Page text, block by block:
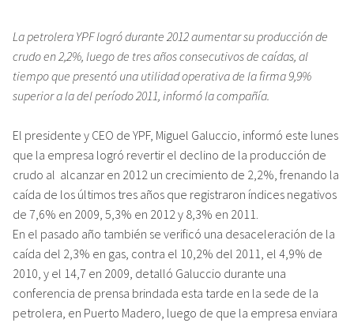
La petrolera YPF logró durante 2012 aumentar su producción de
crudo en 2,2%, luego de tres años consecutivos de caídas, al
tiempo que presentó una utilidad operativa de la firma 9,9%
superior a la del período 2011, informó la compañía.
El presidente y CEO de YPF, Miguel Galuccio, informó este lunes
que la empresa logró revertir el declino de la producción de
crudo al alcanzar en 2012 un crecimiento de 2,2%, frenando la
caída de los últimos tres años que registraron índices negativos
de 7,6% en 2009, 5,3% en 2012 y 8,3% en 2011.
En el pasado año también se verificó una desaceleración de la
caída del 2,3% en gas, contra el 10,2% del 2011, el 4,9% de
2010, y el 14,7 en 2009, detalló Galuccio durante una
conferencia de prensa brindada esta tarde en la sede de la
petrolera, en Puerto Madero, luego de que la empresa enviara